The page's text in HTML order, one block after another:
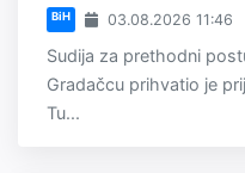
BiH 03.08.2026 11:46
Sudija za prethodni
Gradačcu prihvatio je
Tu...